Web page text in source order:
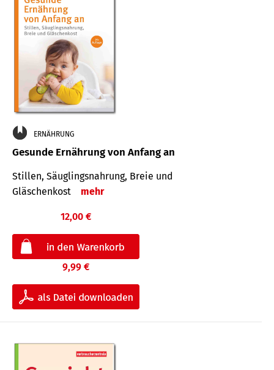
ERNÄHRUNG
Gesunde Ernährung von Anfang an
Stillen, Säuglingsnahrung, Breie und
Gläschenkost
mehr
12,00 €
9,99 €